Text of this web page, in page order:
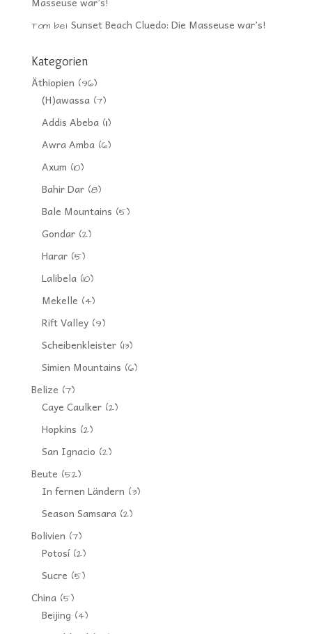
Tombei Sunset Beach Cluedo: Die Masseuse war’s!
Kategorien
Äthiopien (96)
(H)awassa(7)
Addis Abeba(11)
Awra Amba(6)
Axum (10)
Bahir Dar(8)
Bale Mountains (5)
Gondar(2)
Harar(5)
Lalibela(10)
Mekelle (4)
Rift Valley(9)
Scheibenkleister(13)
Simien Mountains (6)
Belize (7)
Caye Caulker(2)
Hopkins (2)
San Ignacio (2)
Beute (52)
In fernen Ländern (3)
Season Samsara(2)
Bolivien (7)
Potosí(2)
Sucre (5)
China(5)
Beijing (4)